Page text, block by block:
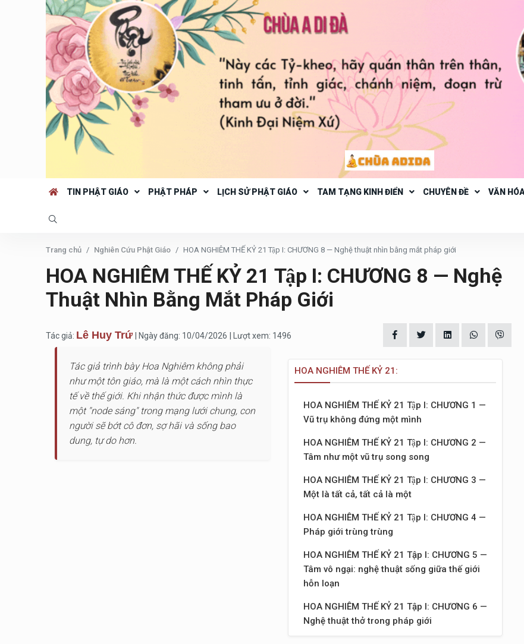
TIN PHẬT GIÁO PHẬT PHÁP LỊCH SỬ PHẬT GIÁO TAM TẠNG KINH ĐIỂN CHUYÊN ĐỀ VĂN
Trang chủ Nghiên Cứu Phật Giáo HOA NGHIÊM THẾ KỶ 21 Tập I: CHƯƠNG 8 — Nghệ thuật nhìn bằng mắt pháp giới
HOA NGHIÊM THẾ KỶ 21 Tập I: CHƯƠNG 8 — Nghệ
Thuật Nhìn Bằng Mắt Pháp Giới
Tác giả: Lê Huy Trứ | Ngày đăng: 10/04/2026 | Lượt xem: 1496
Tác giả trình bày Hoa Nghiêm không phải
như một tôn giáo, mà là một cách nhìn thực
tế về thế giới. Khi nhận thức được mình là
một "node sáng" trong mạng lưới chung, con
người sẽ bớt cô đơn, sợ hãi và sống bao
dung, tự do hơn.
HOA NGHIÊM THẾ KỶ 21:
HOA NGHIÊM THẾ KỶ 21 Tập I: CHƯƠNG 1 —
Vũ trụ không đứng một mình
HOA NGHIÊM THẾ KỶ 21 Tập I: CHƯƠNG 2 —
Tâm như một vũ trụ song song
HOA NGHIÊM THẾ KỶ 21 Tập I: CHƯƠNG 3 —
Một là tất cả, tất cả là một
HOA NGHIÊM THẾ KỶ 21 Tập I: CHƯƠNG 4 —
Pháp giới trùng trùng
HOA NGHIÊM THẾ KỶ 21 Tập I: CHƯƠNG 5 —
Tâm vô ngại: nghệ thuật sống giữa thế giới
hỗn loạn
HOA NGHIÊM THẾ KỶ 21 Tập I: CHƯƠNG 6 —
Nghệ thuật thở trong pháp giới